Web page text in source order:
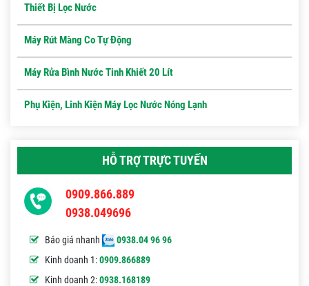
Thiết Bị Lọc Nước
Máy Rút Màng Co Tự Động
Máy Rửa Bình Nước Tinh Khiết 20 Lít
Phụ Kiện, Linh Kiện Máy Lọc Nước Nóng Lạnh
HỖ TRỢ TRỰC TUYẾN
0909.866.889
0938.049696
Báo giá nhanh
0938.04 96 96
Kinh doanh 1:0909.866889
Kinh doanh 2:0938.168189